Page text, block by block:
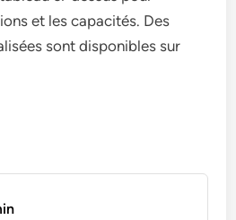
et les capacités. Des
sont disponibles sur